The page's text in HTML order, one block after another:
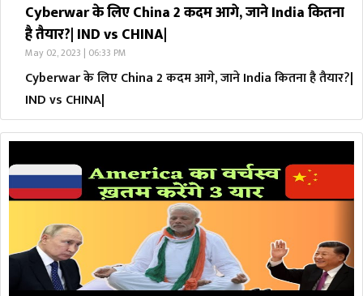
Cyberwar के लिए China 2 कदम आगे, जाने India कितना
है तैयार?| IND vs CHINA|
May 02, 2023 | 06:33 PM
Cyberwar के लिए China 2 कदम आगे, जाने India कितना है तैयार?|
IND vs CHINA|